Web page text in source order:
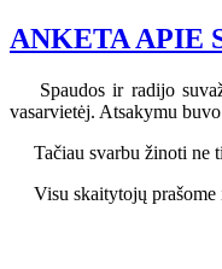
ANKETA APIE
Spaudos ir radijo
vasarvietėj. Atsakymu
Tačiau svarbu žinoti ne
Visu skaitytojų prašome į